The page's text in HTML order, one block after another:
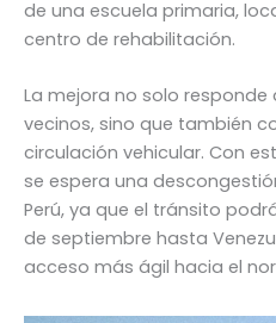
de una escuela primaria,
centro de rehabilitación.
La mejora no solo
vecinos, sino que también
circulación vehicular. Con
se espera una
Perú, ya que el tránsito
de septiembre hasta
acceso más ágil hacia el